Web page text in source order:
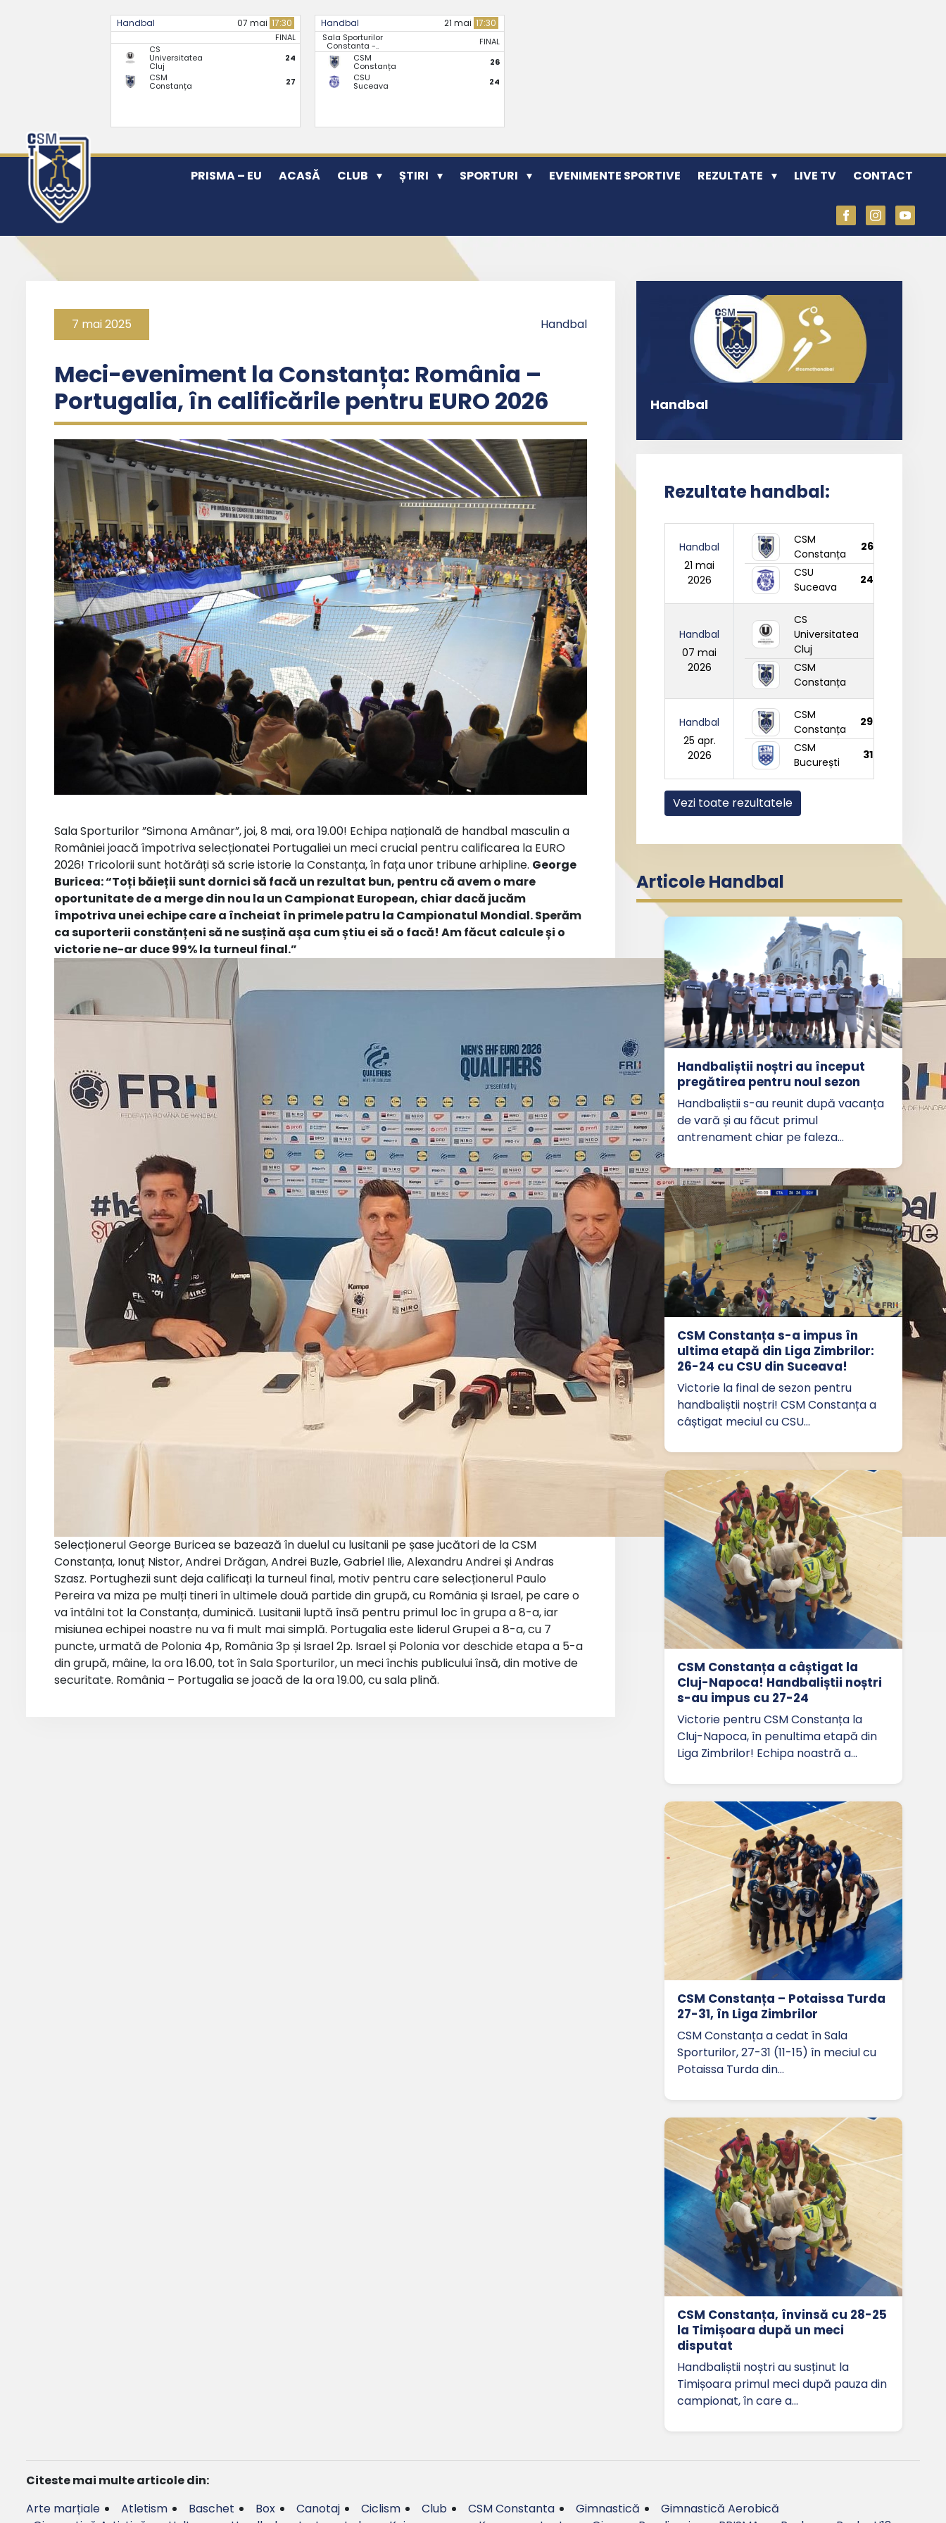
Handbal 07 mai 17:30
FINAL
CS
Universitatea
Cluj
24
CSM
Constanța 27
Handbal 21 mai 17:30
Sala Sporturilor
Constanta -..
FINAL
CSM
Constanța
26
CSU
Suceava 24
PRISMA – EU ACASĂ CLUB ȘTIRI SPORTURI EVENIMENTE SPORTIVE REZULTATE LIVE TV CONTACT
7 mai 2025 Handbal
Meci-eveniment la Constanța: România –
Portugalia, în calificările pentru EURO 2026
Sala Sporturilor ”Simona Amânar”, joi, 8 mai, ora 19.00! Echipa națională de handbal masculin a
României joacă împotriva selecționatei Portugaliei un meci crucial pentru calificarea la EURO
2026! Tricolorii sunt hotărâți să scrie istorie la Constanța, în fața unor tribune arhipline. George
Buricea: “Toți băieții sunt dornici să facă un rezultat bun, pentru că avem o mare
oportunitate de a merge din nou la un Campionat European, chiar dacă jucăm
împotriva unei echipe care a încheiat în primele patru la Campionatul Mondial. Sperăm
ca suporterii constănțeni să ne susțină așa cum știu ei să o facă! Am făcut calcule și o
victorie ne-ar duce 99% la turneul final.”
Selecționerul George Buricea se bazează în duelul cu lusitanii pe șase jucători de la CSM
Constanța, Ionuț Nistor, Andrei Drăgan, Andrei Buzle, Gabriel Ilie, Alexandru Andrei și Andras
Szasz. Portughezii sunt deja calificați la turneul final, motiv pentru care selecționerul Paulo
Pereira va miza pe mulți tineri în ultimele două partide din grupă, cu România și Israel, pe care o
va întâlni tot la Constanța, duminică. Lusitanii luptă însă pentru primul loc în grupa a 8-a, iar
misiunea echipei noastre nu va fi mult mai simplă. Portugalia este liderul Grupei a 8-a, cu 7
puncte, urmată de Polonia 4p, România 3p și Israel 2p. Israel și Polonia vor deschide etapa a 5-a
din grupă, mâine, la ora 16.00, tot în Sala Sporturilor, un meci închis publicului însă, din motive de
securitate. România – Portugalia se joacă de la ora 19.00, cu sala plină.
Handbal
Rezultate handbal:
Handbal
21 mai
2026
CSM
Constanța
26
CSU
Suceava
24
Handbal
07 mai
2026
CS
Universitatea
Cluj
CSM
Constanța
Handbal
25 apr.
2026
CSM
Constanța
29
CSM
București
31
Vezi toate rezultatele
Articole Handbal
Handbaliștii noștri au început
pregătirea pentru noul sezon
Handbaliștii s-au reunit după vacanța
de vară și au făcut primul
antrenament chiar pe faleza…
CSM Constanța s-a impus în
ultima etapă din Liga Zimbrilor:
26-24 cu CSU din Suceava!
Victorie la final de sezon pentru
handbaliștii noștri! CSM Constanța a
câștigat meciul cu CSU…
CSM Constanța a câștigat la
Cluj-Napoca! Handbaliștii noștri
s-au impus cu 27-24
Victorie pentru CSM Constanța la
Cluj-Napoca, în penultima etapă din
Liga Zimbrilor! Echipa noastră a…
CSM Constanța – Potaissa Turda
27-31, în Liga Zimbrilor
CSM Constanța a cedat în Sala
Sporturilor, 27-31 (11-15) în meciul cu
Potaissa Turda din…
CSM Constanța, învinsă cu 28-25
la Timișoara după un meci
disputat
Handbaliștii noștri au susținut la
Timișoara primul meci după pauza din
campionat, în care a…
Citeste mai multe articole din:
Arte marțiale
Atletism Baschet Box Canotaj Ciclism Club CSM Constanta Gimnastică
Gimnastică Aerobică